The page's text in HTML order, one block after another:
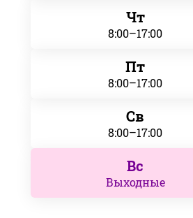
Чт
8:00–17:00
Пт
8:00–17:00
Св
8:00–17:00
Вс
Выходные